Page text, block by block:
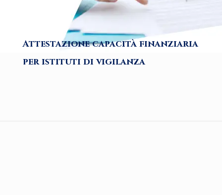
Attestazione capacità finanziaria
per istituti di vigilanza